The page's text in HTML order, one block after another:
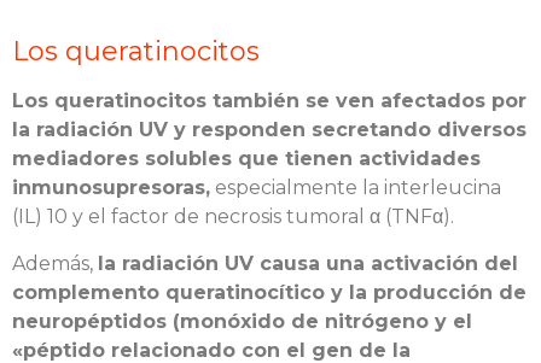
Los queratinocitos
Los queratinocitos también se ven afectados por
la radiación UV y responden secretando diversos
mediadores solubles que tienen actividades
inmunosupresoras, especialmente la interleucina
(IL) 10 y el factor de necrosis tumoral α (TNFα).
Además, la radiación UV causa una activación del
complemento queratinocítico y la producción de
neuropéptidos (monóxido de nitrógeno y el
«péptido relacionado con el gen de la